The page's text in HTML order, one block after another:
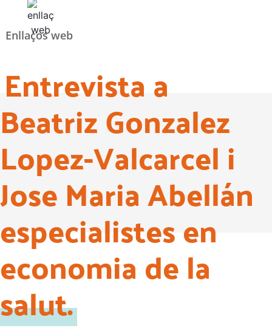
Enllaços web
Entrevista a
Beatriz Gonzalez
Lopez-Valcarcel i
Jose Maria Abellán
especialistes en
economia de la
salut.